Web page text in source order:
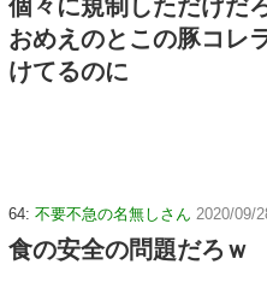
個々に規制しただけだ
おめえのとこの豚コレ
けてるのに
64: 不要不急の名無しさん 2020/09/
食の安全の問題だろｗ